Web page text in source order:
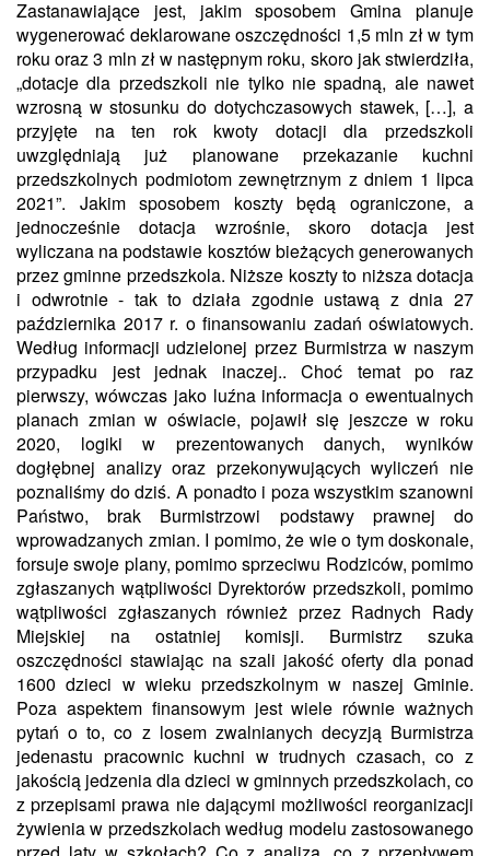
Zastanawiające jest, jakim sposobem Gmina planuje
wygenerować deklarowane oszczędności 1,5 mln zł w tym
roku oraz 3 mln zł w następnym roku, skoro jak stwierdziła,
„dotacje dla przedszkoli nie tylko nie spadną, ale nawet
wzrosną w stosunku do dotychczasowych stawek, […], a
przyjęte na ten rok kwoty dotacji dla przedszkoli
uwzględniają już planowane przekazanie kuchni
przedszkolnych podmiotom zewnętrznym z dniem 1 lipca
2021”. Jakim sposobem koszty będą ograniczone, a
jednocześnie dotacja wzrośnie, skoro dotacja jest
wyliczana na podstawie kosztów bieżących generowanych
przez gminne przedszkola. Niższe koszty to niższa dotacja
i odwrotnie - takto działa zgodnie ustawą z dnia 27
października 2017 r. o finansowaniu zadań oświatowych.
Według informacji udzielonej przez Burmistrza w naszym
przypadku jest jednak inaczej.. Choć temat po raz
pierwszy, wówczas jako luźna informacja o ewentualnych
planach zmian w oświacie, pojawił się jeszcze w roku
2020, logiki w prezentowanych danych, wyników
dogłębnej analizy oraz przekonywujących wyliczeń nie
poznaliśmy do dziś. A ponadto i poza wszystkim szanowni
Państwo, brak Burmistrzowi podstawy prawnej do
wprowadzanych zmian. I pomimo, że wie o tym doskonale,
forsuje swoje plany, pomimo sprzeciwu Rodziców, pomimo
zgłaszanych wątpliwości Dyrektorów przedszkoli, pomimo
wątpliwości zgłaszanych również przez Radnych Rady
Miejskiej na ostatniej komisji. Burmistrz szuka
oszczędności stawiając na szali jakość oferty dla ponad
1600 dzieci w wieku przedszkolnym w naszej Gminie.
Poza aspektem finansowym jest wiele równie ważnych
pytań o to, co z losem zwalnianych decyzją Burmistrza
jedenastu pracownic kuchni w trudnych czasach, co z
jakością jedzenia dla dzieci w gminnych przedszkolach, co
z przepisami prawa nie dającymi możliwości reorganizacji
żywienia w przedszkolach według modelu zastosowanego